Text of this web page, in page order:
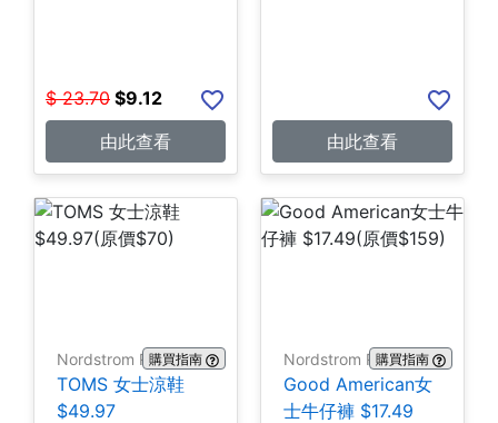
$ 23.70 $9.12
由此查看
由此查看
Nordstrom Rack購買指南
TOMS 女士涼鞋
$49.97
Nordstrom Rack購買指南
Good American女
士牛仔褲 $17.49